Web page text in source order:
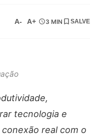
A- A+ 3 MIN SALVE
tecnologia e
real com o